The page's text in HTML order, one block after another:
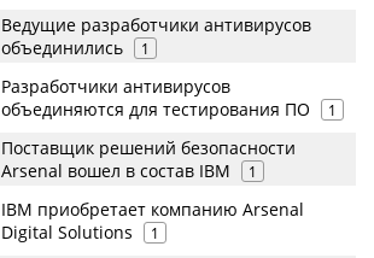
Ведущие разработчики антивирусов
объединились
1
Разработчики антивирусов
объединяются для тестирования ПО
1
Поставщик решений безопасности
Arsenal вошел в состав IBM
1
IBM приобретает компанию Arsenal
Digital Solutions
1